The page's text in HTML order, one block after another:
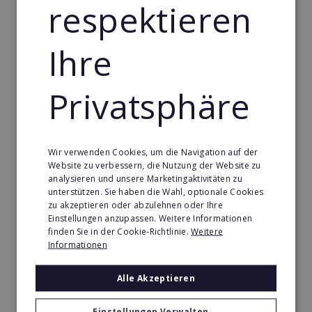
Miete oder Pacht für die Geschäftsräume
und/oder Ladenfläche
Kosten für Umbau und Renovierung
Inventar und Ausstattung
Gehälter für Angestellte
Ihr eigenes Gehalt
Nebenkosten wie Strom, Wasser, Gas,
Internetverbindung, etc.
Eher selten schaffen Neugründer es, in den
ersten Monaten nach der Eröffnung schon ein
Plus zu erwirtschaften. Tatsächlich sollte das
daher ratsam, einen Finanzplan
vorausschauend und für ein ganzen
respektieren
Ihre
Privatsphäre
Wir verwenden Cookies, um die Navigation auf der
Website zu verbessern, die Nutzung der Website zu
analysieren und unsere Marketingaktivitäten zu
unterstützen. Sie haben die Wahl, optionale Cookies
zu akzeptieren oder abzulehnen oder Ihre
Einstellungen anzupassen. Weitere Informationen
finden Sie in der Cookie-Richtlinie.Weitere
Informationen
Alle Akzeptieren